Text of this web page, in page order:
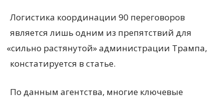
Логистика координации 90 переговоров
является лишь одним из препятствий для
«сильно растянутой» администрации Трампа,
констатируется в статье.
По данным агентства, многие ключевые